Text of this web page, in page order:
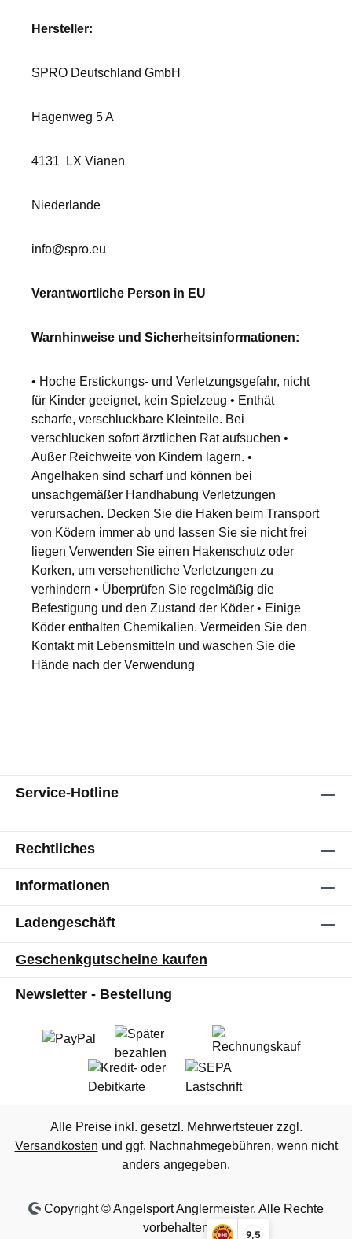
9,5
Hersteller:
SPRO Deutschland GmbH
Hagenweg 5 A
4131 LX Vianen
Niederlande
info@spro.eu
Verantwortliche Person in EU
Warnhinweise und Sicherheitsinformationen:
• Hoche Erstickungs- und Verletzungsgefahr, nicht
für Kinder geeignet, kein Spielzeug • Enthät
scharfe, verschluckbare Kleinteile. Bei
verschlucken sofort ärztlichen Rat aufsuchen •
Außer Reichweite von Kindern lagern. •
Angelhaken sind scharf und können bei
unsachgemäßer Handhabung Verletzungen
verursachen. Decken Sie die Haken beim Transport
von Ködern immer ab und lassen Sie sie nicht frei
liegen Verwenden Sie einen Hakenschutz oder
Korken, um versehentliche Verletzungen zu
verhindern • Überprüfen Sie regelmäßig die
Befestigung und den Zustand der Köder • Einige
Köder enthalten Chemikalien. Vermeiden Sie den
Kontakt mit Lebensmitteln und waschen Sie die
Hände nach der Verwendung
Service-Hotline
Rechtliches
Informationen
Ladengeschäft
Geschenkgutscheine kaufen
Newsletter - Bestellung
Alle Preise inkl. gesetzl. Mehrwertsteuer zzgl.
Versandkosten und ggf. Nachnahmegebühren, wenn nicht
anders angegeben.
Copyright © Angelsport Anglermeister. Alle Rechte
vorbehalten